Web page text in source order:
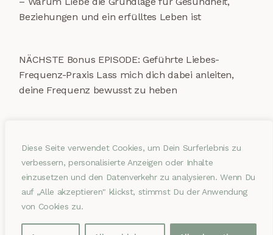
Diese Seite verwendet Cookies, um Dein Surferlebnis zu
verbessern, personalisierte Anzeigen oder Inhalte
einzusetzen und den Datenverkehr zu analysieren. Wenn Du
auf „Alle akzeptieren" klickst, stimmst Du der Anwendung
von Cookies zu.
Beziehungen und ein erfülltes Leben ist
NÄCHSTE Bonus EPISODE: Geführte Liebes-
Frequenz-Praxis Lass mich dich dabei anleiten,
deine Frequenz bewusst zu heben
Prev post Next post